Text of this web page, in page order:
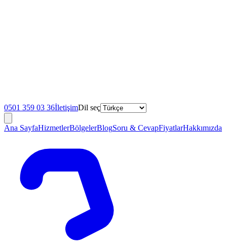
0501 359 03 36İletişimDil seç
Ana SayfaHizmetlerBölgelerBlogSoru & CevapFiyatlarHakkımızda